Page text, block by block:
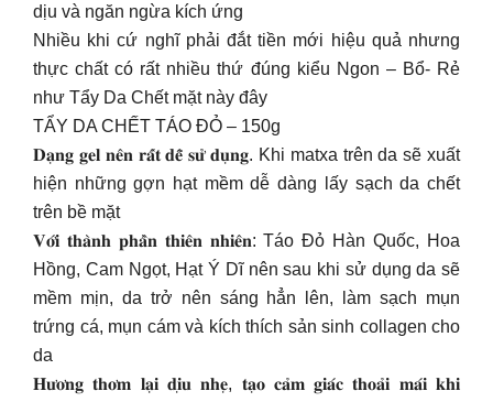
dịu và ngăn ngừa kích ứng
Nhiều khi cứ nghĩ phải đắt tiền mới hiệu quả nhưng
thực chất có rất nhiều thứ đúng kiểu Ngon – Bổ- Rẻ
như Tẩy Da Chết mặt này đây
TẨY DA CHẾT TÁO ĐỎ – 150g
𝐃𝐚̣𝐧𝐠 𝐠𝐞𝐥 𝐧𝐞̂𝐧 𝐫𝐚̂́𝐭 𝐝𝐞̂̃ 𝐬𝐮̛̉ 𝐝𝐮̣𝐧𝐠. Khi matxa trên da sẽ xuất
hiện những gợn hạt mềm dễ dàng lấy sạch da chết
trên bề mặt
𝐕𝐨̛́𝐢 𝐭𝐡𝐚̀𝐧𝐡 𝐩𝐡𝐚̂̀𝐧 𝐭𝐡𝐢𝐞̂𝐧 𝐧𝐡𝐢𝐞̂𝐧: Táo Đỏ Hàn Quốc, Hoa
Hồng, Cam Ngọt, Hạt Ý Dĩ nên sau khi sử dụng da sẽ
mềm mịn, da trở nên sáng hẳn lên, làm sạch mụn
trứng cá, mụn cám và kích thích sản sinh collagen cho
da
𝐇𝐮̛𝐨̛𝐧𝐠 𝐭𝐡𝐨̛𝐦 𝐥𝐚̣𝐢 𝐝𝐢̣𝐮 𝐧𝐡𝐞̣, 𝐭𝐚̣𝐨 𝐜𝐚̉𝐦 𝐠𝐢𝐚́𝐜 𝐭𝐡𝐨𝐚̉𝐢 𝐦𝐚́𝐢 𝐤𝐡𝐢